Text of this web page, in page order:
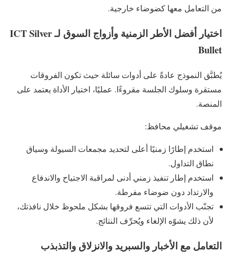
من التعامل معها كضوضاء خارجية.
اختيار أفضل الأطر الزمنية وأزواج السوق لـ ICT Silver
Bullet
يُطبَّق النموذج عادةً على أدوات سائلة حيث تكون الفروقات
مستقرة وسلوك الجلسة مقروءًا. عمليًا، اختيار الأداة يعتمد على
المنصة.
موقف تشغيلي محافظ:
استخدم إطارًا زمنيًا أعلى لتحديد مجمعات السيولة وسياق
نطاق التداول.
استخدم إطار تنفيذ زمني أدنى لمراقبة الاجتياح والاندفاع
والارتداد دون ضوضاء مفرطة.
تجنّب الأدوات التي تتسع فروقها بشكل ملحوظ خلال نافذتك،
لأن ذلك يشوّه الإلغاء ويُحرِّف النتائج.
التعامل مع الأخبار والسبريد والانزلاق والتذبذب